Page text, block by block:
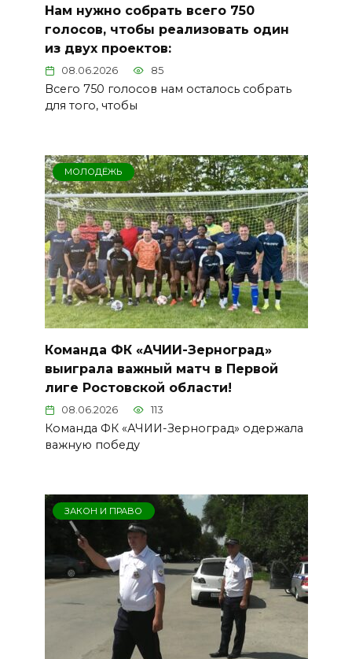
Нам нужно собрать всего 750
голосов, чтобы реализовать один
из двух проектов:
08.06.2026 85
Всего 750 голосов нам осталось собрать
для того, чтобы
МОЛОДЁЖЬ
Команда ФК «АЧИИ-Зерноград»
выиграла важный матч в Первой
лиге Ростовской области!
08.06.2026 113
Команда ФК «АЧИИ-Зерноград» одержала
важную победу
ЗАКОН И ПРАВО